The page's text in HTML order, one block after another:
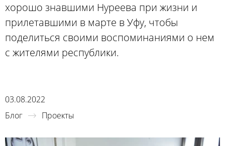
хорошо знавшими Нуреева при жизни и
прилетавшими в марте в Уфу, чтобы
поделиться своими воспоминаниями о нем
с жителями республики.
03.08.2022
Блог
Проекты